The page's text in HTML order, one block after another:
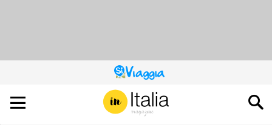
QUESTO
SITO
CONTRIBUISCE
ALL’AUDIENCE
DI